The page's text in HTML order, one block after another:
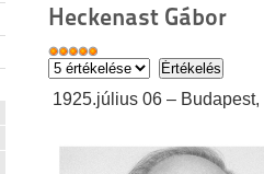
Heckenast Gábor
1925.július 06 –